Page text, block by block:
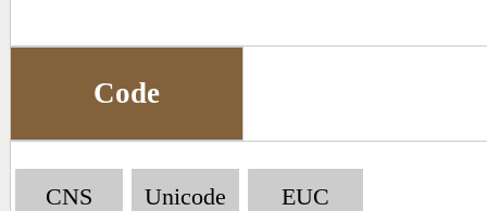
Code
CNS Unicode EUC